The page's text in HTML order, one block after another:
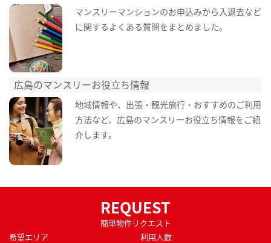
マンスリーマンションのお申込みから入退去など
に関するよくある質問をまとめました。
広島のマンスリーお役立ち情報
地域情報や、出張・観光旅行・おすすめのご利用
方法など、広島のマンスリーお役立ち情報をご紹
介します。
REQUEST
簡単物件リクエスト
希望エリア
利用人数